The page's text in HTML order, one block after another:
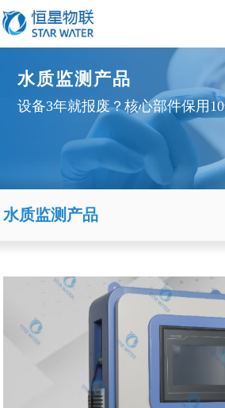
水质监测产品
设备3年就报废？核心部件保用
水质监测产品